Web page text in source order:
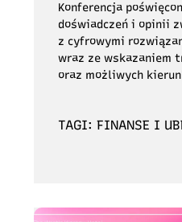
Konferencja
doświadczeń i opinii
z cyfrowymi
wraz ze wskazaniem
oraz możliwych
TAGI: FINANSE I